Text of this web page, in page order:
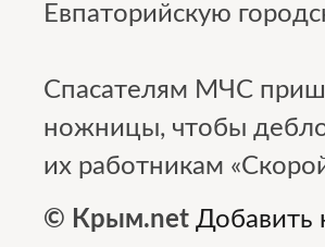
Евпаторийскую
Спасателям МЧС
ножницы, чтобы
их работникам
© Крым.net Добавить